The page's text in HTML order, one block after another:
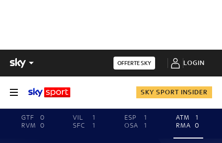
OFFERTE SKY LOGIN
SKY SPORT INSIDER
GTF
0
RVM
0
VIL
1
SFC
1
ESP
1
OSA
1
ATM
1
RMA 0